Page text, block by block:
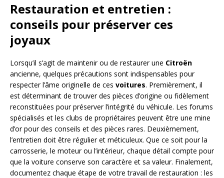
Restauration et entretien :
conseils pour préserver ces
joyaux
Lorsqu’il s’agit de maintenir ou de restaurer une Citroën
ancienne, quelques précautions sont indispensables pour
respecter l’âme originelle de ces voitures. Premièrement, il
est déterminant de trouver des pièces d’origine ou fidèlement
reconstituées pour préserver l’intégrité du véhicule. Les forums
spécialisés et les clubs de propriétaires peuvent être une mine
d’or pour des conseils et des pièces rares. Deuxièmement,
l’entretien doit être régulier et méticuleux. Que ce soit pour la
carrosserie, le moteur ou l’intérieur, chaque détail compte pour
que la voiture conserve son caractère et sa valeur. Finalement,
documentez chaque étape de votre travail de restauration : les